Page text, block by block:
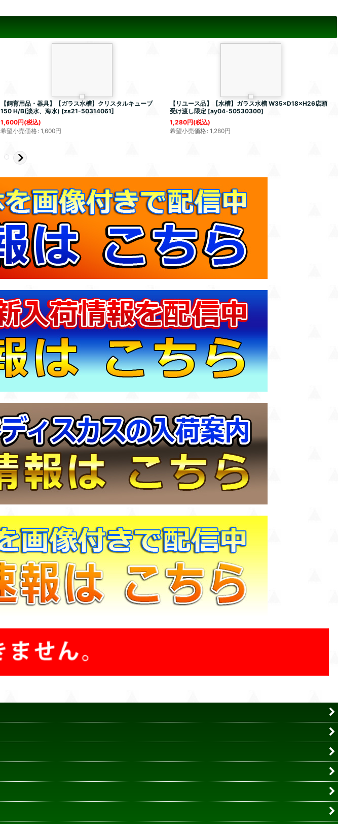
【飼育用品・器具】【ガラス水槽】クリスタルキューブ
150 H/B(淡水、海水) [zs21-50314061]
1,600円(税込)
希望小売価格: 1,600円
【リユース品】【水槽】ガラス水槽 W35×D18×H26店頭
受け渡し限定 [ay04-50530300]
1,280円(税込)
希望小売価格: 1,280円